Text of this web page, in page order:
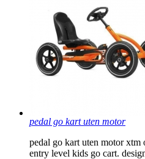
pedal go kart uten motor
pedal go kart uten motor xtm
entry level kids go cart.